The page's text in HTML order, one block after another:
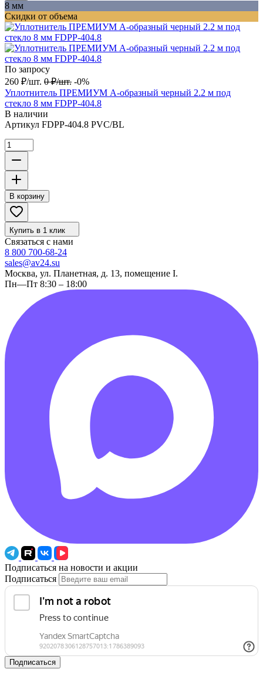
8 мм
Скидки от объема
По запросу
260 ₽/шт. 0 ₽/шт. -0%
Уплотнитель ПРЕМИУМ А-образный черный 2.2 м под
стекло 8 мм FDPP-404.8
В наличии
Артикул FDPP-404.8 PVC/BL
В корзину
Купить в 1 клик
Связаться с нами
8 800 700-68-24
sales@av24.su
Москва, ул. Планетная, д. 13, помещение I.
Пн—Пт 8:30 – 18:00
Подписаться на новости и акции
Подписаться
Подписаться